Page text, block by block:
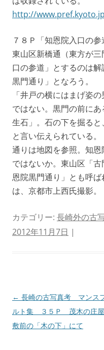
http://
７８Ｐ「知恩院入口の
東山区新橋通（東方が
口の参道」とするのは
黒門通り」となろう。
「井戸の横にはまげ姿
ではない。黒門の前に
生石」。石の下を掘る
と言い伝えられている。
通りは地図を参照。知恩
ではないか。東山区「
恩院黒門通り」とも呼
は、京都市上西氏撮影。
カテゴリー: 長崎外の古
2012年11月7日 |
投
稿
ナ
← 長崎の古写真考 マンス
ルト集 ３５Ｐ 茂木の庄
敷前の「木の下」にて